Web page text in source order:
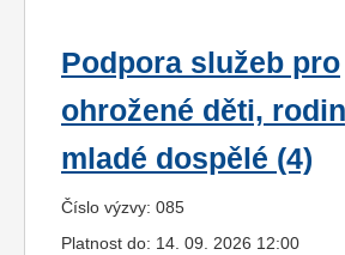
Podpora služeb pro
ohrožené děti,
mladé dospělé (4)
Číslo výzvy: 085
Platnost do: 14. 09. 2026 12:00